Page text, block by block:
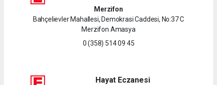
Merzifon
Bahçelievler Mahallesi, Demokrasi Caddesi, No:37 C
Merzifon Amasya
0 (358) 514 09 45
Hayat Eczanesi